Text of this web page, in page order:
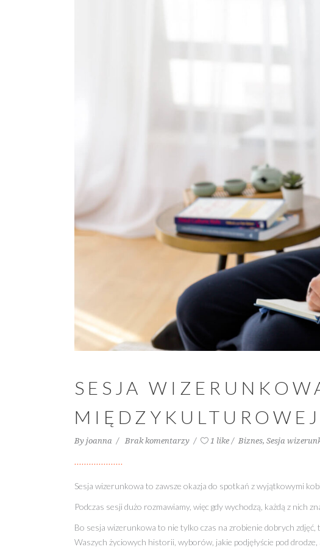
SESJA
MIĘDZYKULTUROWEJ
By joanna Brak komentarzy 1 like Biznes, Sesja
Sesja wizerunkowa to zawsze okazja do spotkań z wyjątkowymi
Podczas sesji dużo rozmawiamy, więc gdy wychodzą, każdą z nich
Bo sesja wizerunkowa to nie tylko czas na zrobienie dobrych
Waszych życiowych historii, wyborów, jakie podjęłyście pod